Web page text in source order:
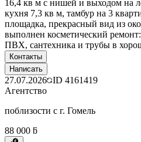
16,4 кв м с нишей и выходом на
кухня 7,3 кв м, тамбур на 3
площадка, прекрасный вид из
выполнен косметический
ПВХ, сантехника и трубы в
Контакты
Написать
27.07.2026 ID 4161419
Агентство
поблизости с г. Гомель
88 000 ƃ